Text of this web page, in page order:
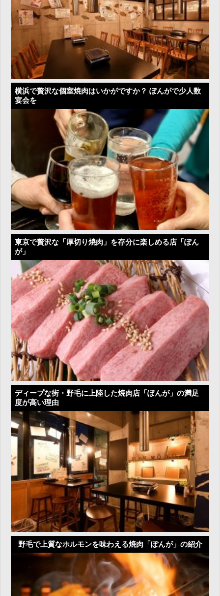
横浜で贅沢な個室焼肉はいかがですか？ ぽんがで少人数
宴会を
東京で贅沢な「厚切り焼肉」を存分に楽しめる店「ぽん
が」
ディープな街・野毛に上陸した焼肉店「ぽんが」の満足
度が高い理由
野毛で上質なホルモンを味わえる焼肉「ぽんが」の紹介